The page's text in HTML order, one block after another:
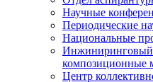
Научные
Периодические
Национальные
композиционные
Центр